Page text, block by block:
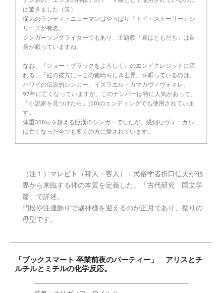
は驚きました（笑）
従弟のランディ・ニューマンはやっぱり『トイ・ストーリー』シ
リーズが有名。
シンガーソングライターでもあり、主題歌「君はともだち」は自
身が唄っていますね。
なお、『ジョー・ブラックをよろしく』のエンドクレジットに流
れる、「虹の彼方に～この素晴らしき世界」を唄っているのは、
ハワイの伝説的シンガー、イズラエル・カマカヴィヴォオレ。
97年に亡くなっていますが、このナンバーは特に人気があって、
『小説家を見つけたら』(00)のエンディングでも使用されていま
す。
体重300㎏を超える巨漢のシンガーでしたが、繊細なヴォーカル
は亡くなった今でも多くの方に愛されています。
（注１）マレビト（稀人・客人）：民俗学者折口信夫が他
界から来臨する神の本質を定義した。「古代研究 国文学
篇」で詳述。
門松や注連飾りで歳神様を迎えるのが正月であり、祭りの
母型です。
「ブックスマート 卒業前夜のパーティー」 アリスとチ
ルチルとミチルの化学反応。